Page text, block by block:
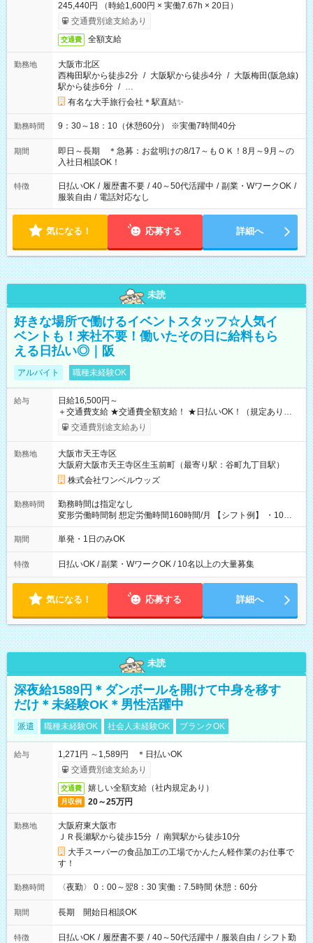
245,440円 （時給1,600円 × 実働7.67h × 20日）
交通費別途支給あり
交通費 全額支給
勤務地
大阪市北区
西梅田駅から徒歩2分 / 大阪駅から徒歩4分 / 大阪梅田(阪急線)
駅から徒歩6分 / …
有名な大手旅行会社＊駅直結✨
勤務時間 9：30～18：10（休憩60分） ※実働7時間40分
期間
即日～長期 ＊急募：お盆明けの8/17～もＯＫ！8月～9月～の
入社日相談OK！
特徴 日払いOK / 履歴書不要 / 40～50代活躍中 / 副業・WワークOK /
服装自由 / 電話対応なし
気になる！ 応募する 詳細へ
未読
好きな場所で働けるイベントスタッフ☆人気イ
ベントも！来社不要！働いたその日に給料もら
える日払い◎｜阪
アルバイト 職種未経験OK
給与
日給16,500円～
＋交通費支給 ★交通費全額支給！ ★日払いOK！（規定あり） ┗
働いたその日に現金GET♪ お仕事後はコンビニATMから 日払
交通費別途支給あり
勤務地
大阪市天王寺区
大阪府大阪市天王寺区生玉前町（最寄り駅：谷町九丁目駅）
株式会社ワンベルウッズ
勤務時間
勤務時間は指定なし
変形労働時間制 想定労働時間160時間/月 【シフト例】 ・10：
00～20：00
期間 単発・1日のみOK
特徴 日払いOK / 副業・WワークOK / 10名以上の大量募集
気になる！ 応募する 詳細へ
未読
深夜給1589円＊ダンボールを開けて中身を移す
だけ＊未経験OK＊男性活躍中
派遣 職種未経験OK 社会人未経験OK ブランクOK
給与
1,271円 ～1,589円 ＊日払いOK
交通費別途支給あり
交通費 嬉しい全額支給（社内規定あり）
月収例 20～25万円
勤務地
大阪府東大阪市
ＪＲ長瀬駅から徒歩15分 / 南巽駅から徒歩10分
大手スーパーの食品加工の工場でかんたん軽作業のお仕事で
す！
勤務時間 〈夜勤〉 0：00～翌8：30 実働：7.5時間 休憩：60分
期間 長期 開始日相談OK
特徴 日払いOK / 履歴書不要 / 40～50代活躍中 / 服装自由 / シフト勤